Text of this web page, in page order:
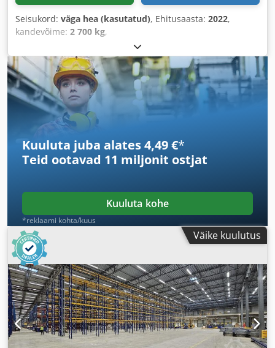
Seisukord: väga hea (kasutatud), Ehitusaasta: 2022,
kandevõime: 2 700 kg,
Kuuluta juba alates 4,49 €*
Teid ootavad 11 miljonit ostjat
Kuuluta kohe
*reklaami kohta/kuus
Väike kuulutus